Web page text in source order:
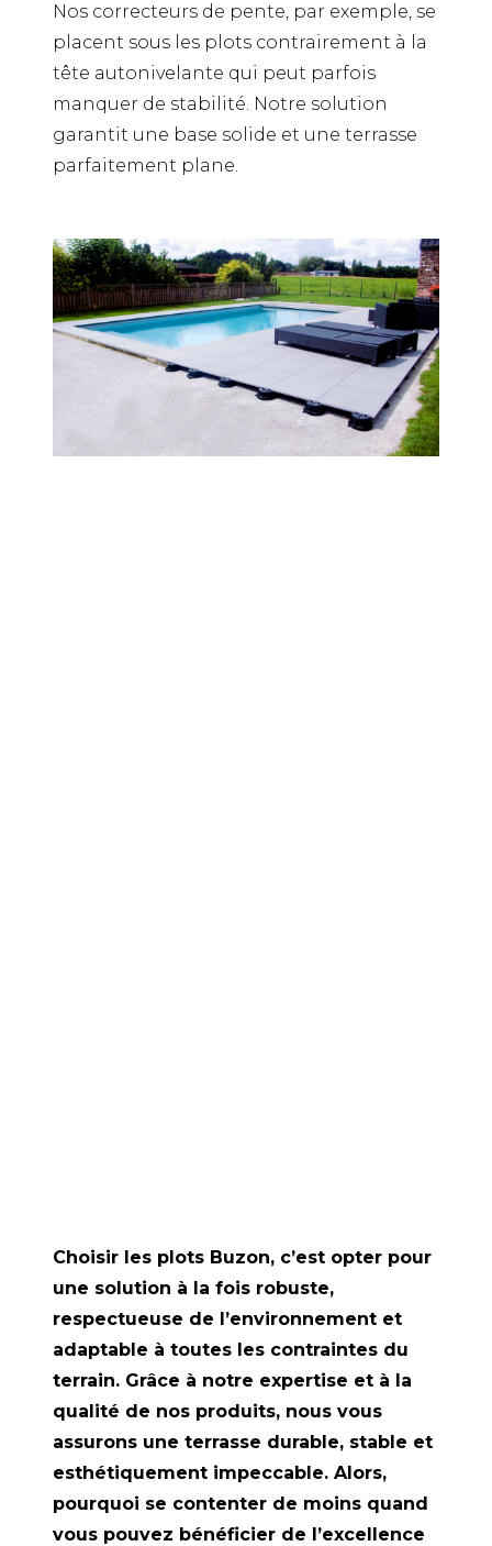
Nos correcteurs de pente, par exemple, se
placent sous les plots contrairement à la
tête autonivelante qui peut parfois
manquer de stabilité. Notre solution
garantit une base solide et une terrasse
parfaitement plane.
Choisir les plots Buzon, c’est opter pour
une solution à la fois robuste,
respectueuse de l’environnement et
adaptable à toutes les contraintes du
terrain. Grâce à notre expertise et à la
qualité de nos produits, nous vous
assurons une terrasse durable, stable et
esthétiquement impeccable. Alors,
pourquoi se contenter de moins quand
vous pouvez bénéficier de l’excellence